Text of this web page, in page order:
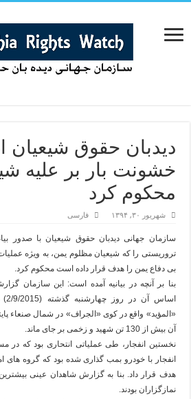
دیدبان حقوق شیعیان
خشونت بار بر علیه
محکوم کرد
شهریور ۳۰, ۱۳۹۴ فارسی
سازمان جهانی دیدبان حقوق شیعیان با صدور
تروریستی را که شیعیان مظلوم یمن، به ویژه
بی دفاع یمن را هدف قرار داده است محکوم کرد.
بنا بر آنچه در بیانیه آمده است: این سازمان
«المؤید» واقع در کوی «الجراف» در شمال
آن بیش از 130 تن شهید و زخمی بر جای ماند.
نخستین انفجار، طی عملیاتی انتحاری بود که در
انفجار با خودرو بمب گذاری شده بود که گروه های
هدف قرار داد. بنا به گزارش شاهدان عینی بیشترین
نمازگزاران بودند.